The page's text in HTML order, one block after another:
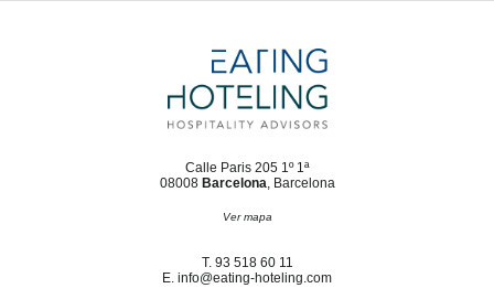
Calle Paris 205 1º 1ª
08008 Barcelona, Barcelona
Ver mapa
T. 93 518 60 11
E. info@eating-hoteling.com